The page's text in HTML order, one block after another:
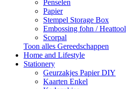
Penselen
Papier
Stempel Storage Box
Embossing fohn / Heattool
Scorpal
Toon alles Gereedschappen
Home and Lifestyle
Stationery
Geurzakjes Papier DIY
Kaarten Enkel